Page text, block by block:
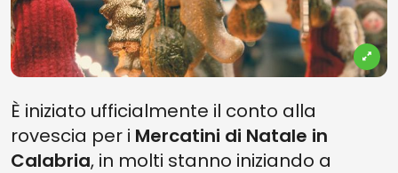
È iniziato ufficialmente il conto alla
rovescia per i Mercatini di Natale in
Calabria, in molti stanno iniziando a